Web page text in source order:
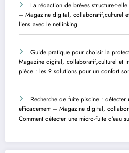
La rédaction de brèves structure-t-
– Magazine digital, collaboratif,culturel
liens avec le netlinking
Guide pratique pour choisir la
Magazine digital, collaboratif,culturel et
pièce : les 9 solutions pour un confort
Recherche de fuite piscine : détecter
efficacement – Magazine digital,
Comment détecter une micro-fuite d’eau